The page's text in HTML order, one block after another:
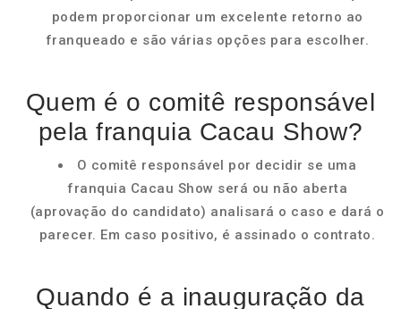
podem proporcionar um excelente retorno ao
franqueado e são várias opções para escolher.
Quem é o comitê responsável
pela franquia Cacau Show?
O comitê responsável por decidir se uma
franquia Cacau Show será ou não aberta
(aprovação do candidato) analisará o caso e dará o
parecer. Em caso positivo, é assinado o contrato.
Quando é a inauguração da